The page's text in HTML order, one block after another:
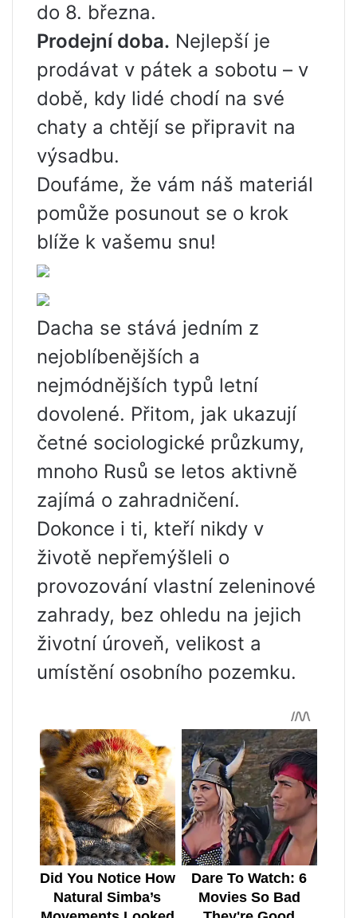
do 8. března.
Prodejní doba. Nejlepší je
prodávat v pátek a sobotu – v
době, kdy lidé chodí na své
chaty a chtějí se připravit na
výsadbu.
Doufáme, že vám náš materiál
pomůže posunout se o krok
blíže k vašemu snu!
Dacha se stává jedním z
nejoblíbenějších a
nejmódnějších typů letní
dovolené. Přitom, jak ukazují
četné sociologické průzkumy,
mnoho Rusů se letos aktivně
zajímá o zahradničení.
Dokonce i ti, kteří nikdy v
životě nepřemýšleli o
provozování vlastní zeleninové
zahrady, bez ohledu na jejich
životní úroveň, velikost a
umístění osobního pozemku.